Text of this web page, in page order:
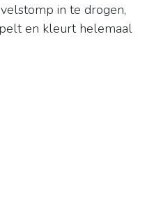
in te drogen,
en kleurt helemaal